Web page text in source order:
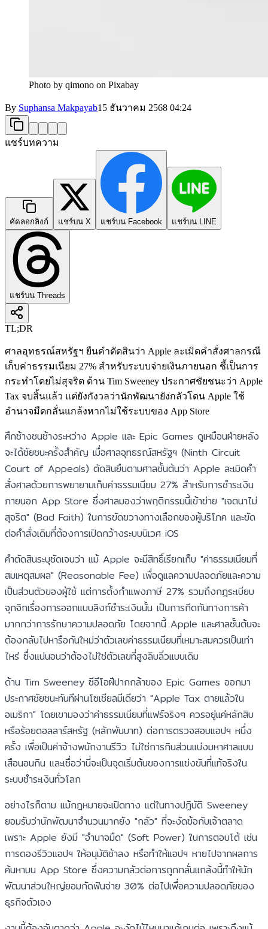
Photo by qimono on Pixabay
By Suphansa Makpayab15 ธันวาคม 2568 04:24
แชร์บทความ
คัดลอกลิงก์ แชร์บน X แชร์บน Facebook แชร์บน LINE
แชร์บน Threads
TL;DR
ศาลอุทธรณ์สหรัฐฯ ยืนคำตัดสินว่า Apple ละเมิดคำสั่งศาลกรณี
เก็บค่าธรรมเนียม 27% สำหรับระบบจ่ายเงินภายนอก ชี้เป็นการ
กระทำโดยไม่สุจริต ด้าน Tim Sweeney ประกาศชัยชนะว่า Apple
Tax จบสิ้นแล้ว แต่ยังกังวลว่านักพัฒนายังกลัวโดน Apple ใช้
อำนาจมืดกลั่นแกล้งหากไม่ใช้ระบบของ App Store
ศึกช้างชนช้างระหว่าง Apple และ Epic Games ดูเหมือนฝ่ายหลัง
จะได้ชัยชนะครั้งสำคัญ เมื่อศาลอุทธรณ์สหรัฐฯ (Ninth Circuit
Court of Appeals) ตัดสินยืนตามศาลชั้นต้นว่า Apple ละเมิดคำ
สั่งศาลด้วยการพยายามเก็บค่าธรรมเนียม 27% สำหรับการชำระเงิน
ภายนอก App Store ซึ่งศาลมองว่าพฤติกรรมนี้เข้าข่าย "เจตนาไม่
สุจริต" (Bad Faith) ในการขัดขวางทางเลือกของผู้บริโภค และขัด
ต่อคำสั่งเดิมที่ต้องการเปิดกว้างระบบนิเวศ iOS
คำตัดสินระบุชัดเจนว่า แม้ Apple จะมีสิทธิ์เรียกเก็บ "ค่าธรรมเนียมที่
สมเหตุสมผล" (Reasonable Fee) เพื่อดูแลความปลอดภัยและความ
เป็นส่วนตัวของผู้ใช้ แต่การตั้งกำแพงภาษี 27% รวมถึงกฎระเบียบ
จุกจิกเรื่องการออกแบบลิงก์ชำระเงินนั้น เป็นการกีดกันทางการค้า
มากกว่าการรักษาความปลอดภัย โดยจากนี้ Apple และศาลชั้นต้นจะ
ต้องกลับไปหารือกันใหม่ว่าตัวเลขค่าธรรมเนียมที่เหมาะสมควรเป็นเท่า
ไหร่ ซึ่งแน่นอนว่าต้องไม่ใช่ตัวเลขที่สูงลิบลิ่วแบบเดิม
ด้าน Tim Sweeney ซีอีโอฝีปากกล้าของ Epic Games ออกมา
ประกาศชัยชนะทันทีผ่านโซเชียลมีเดียว่า "Apple Tax ตายแล้วใน
อเมริกา" โดยเขามองว่าค่าธรรมเนียมที่แฟร์จริงๆ ควรอยู่แค่หลักสิบ
หรือร้อยดอลลาร์สหรัฐ (หลักพันบาท) ต่อการตรวจสอบแอปฯ หนึ่ง
ครั้ง เพื่อเป็นค่าจ้างพนักงานรีวิว ไม่ใช่การกินส่วนแบ่งมหาศาลแบบ
เสือนอนกิน และเชื่อว่านี่จะเป็นจุดเริ่มต้นของการแข่งขันที่แท้จริงใน
ระบบชำระเงินทั่วโลก
อย่างไรก็ตาม แม้กฎหมายจะเปิดทาง แต่ในทางปฏิบัติ Sweeney
ยอมรับว่านักพัฒนาจำนวนมากยัง "กลัว" ที่จะงัดข้อกับเจ้าตลาด
เพราะ Apple ยังมี "อำนาจมืด" (Soft Power) ในการตอบโต้ เช่น
การดองรีวิวแอปฯ ให้อนุมัติช้าลง หรือทำให้แอปฯ หายไปจากผลการ
ค้นหาบน App Store ซึ่งความกลัวต่อการถูกกลั่นแกล้งนี้ทำให้นัก
พัฒนาส่วนใหญ่ยอมกัดฟันจ่าย 30% ต่อไปเพื่อความปลอดภัยของ
ธุรกิจตัวเอง